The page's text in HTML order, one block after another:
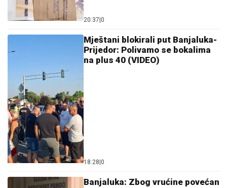
20:37 0
Mještani blokirali put Banjaluka-
Prijedor: Polivamo se bokalima
na plus 40 (VIDEO)
18:28 0
Banjaluka: Zbog vrućine povećan